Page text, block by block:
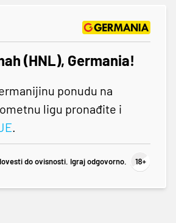
(HNL), Germania!
ponudu na
ligu pronađite i
.
do ovisnosti. Igraj odgovorno.